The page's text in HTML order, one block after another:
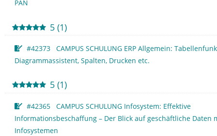
PAN
5 (1)
#42373 CAMPUS SCHULUNG ERP Allgemein:
Diagrammassistent, Spalten, Drucken etc.
5 (1)
#42365 CAMPUS SCHULUNG Infosystem: Effektive
Informationsbeschaffung – Der Blick auf geschäftliche Daten
Infosystemen